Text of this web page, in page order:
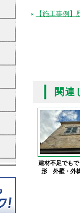
« 【施工事例
関連
建材不足でも
形 外壁・外